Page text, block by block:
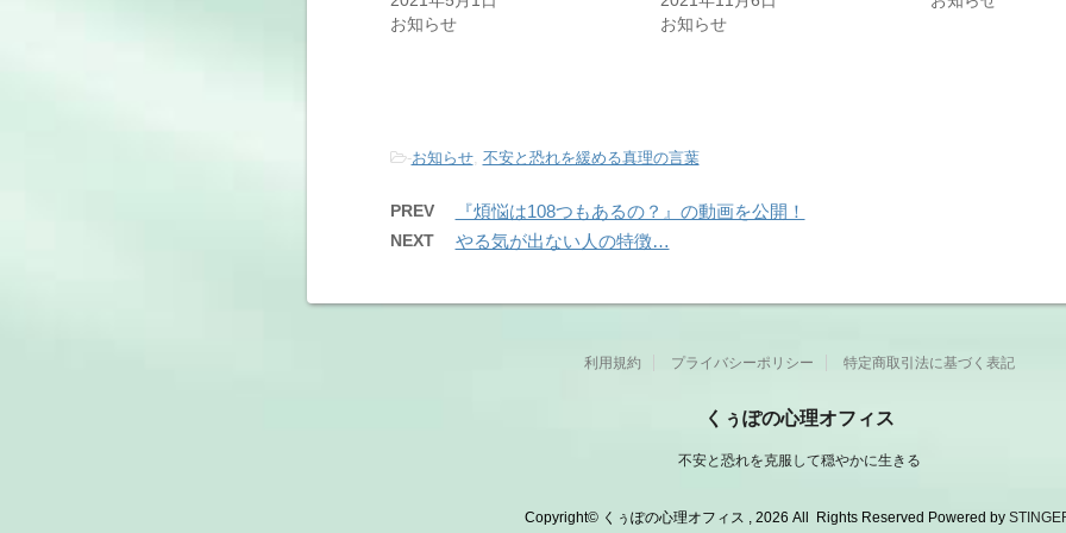
お知らせ
お知らせ
-お知らせ, 不安と恐れを緩める真理の言葉
PREV 『煩悩は108つもあるの？』の動画を公開！
NEXT やる気が出ない人の特徴…
利用規約 プライバシーポリシー 特定商取引法に基づく表記
くぅぽの心理オフィス
不安と恐れを克服して穏やかに生きる
Copyright© くぅぽの心理オフィス , 2026 All Rights Reserved Powered by